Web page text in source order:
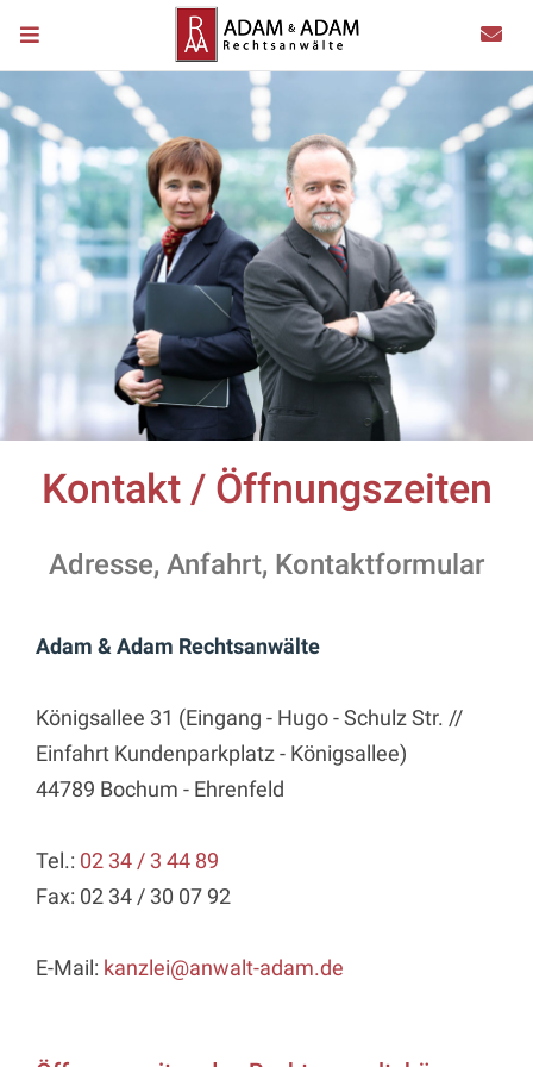
Kontakt / Öffnungszeiten
Adresse, Anfahrt, Kontaktformular
Adam & Adam Rechtsanwälte
Königsallee 31 (Eingang - Hugo - Schulz Str. //
Einfahrt Kundenparkplatz - Königsallee)
44789 Bochum - Ehrenfeld
Tel.: 02 34 / 3 44 89
Fax: 02 34 / 30 07 92
E-Mail: kanzlei@anwalt-adam.de